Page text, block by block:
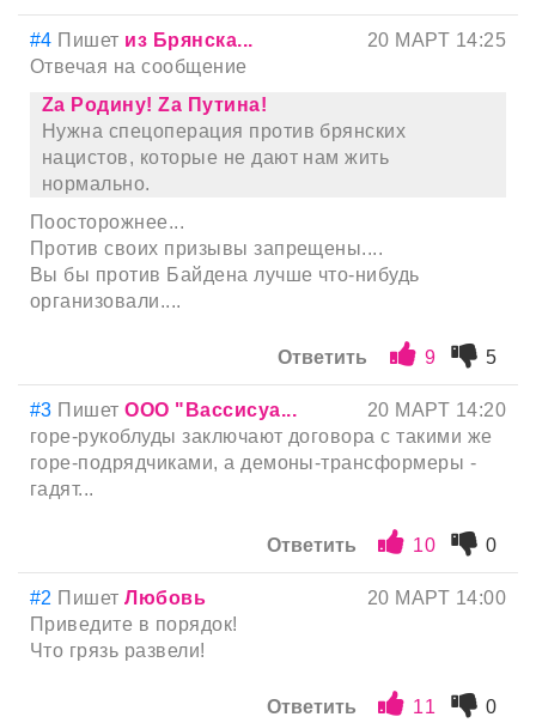
#4 Пишет из Брянска...
20 МАРТ 14:25
Отвечая на сообщение
Zа Родину! Zа Путина!
Нужна спецоперация против брянских
нацистов, которые не дают нам жить
нормально.
Поосторожнее...
Против своих призывы запрещены....
Вы бы против Байдена лучше что-нибудь
организовали....
Ответить 9 5
#3 ПишетООО "Вассисуа...
20 МАРТ 14:20
горе-рукоблуды заключают договора с такими же
горе-подрядчиками, а демоны-трансформеры -
гадят...
Ответить 10 0
#2 ПишетЛюбовь
20 МАРТ 14:00
Приведите в порядок!
Что грязь развели!
Ответить 11 0